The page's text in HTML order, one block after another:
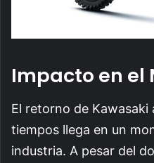
Impacto en el
El retorno de
tiempos llega en un
industria. A pesar del